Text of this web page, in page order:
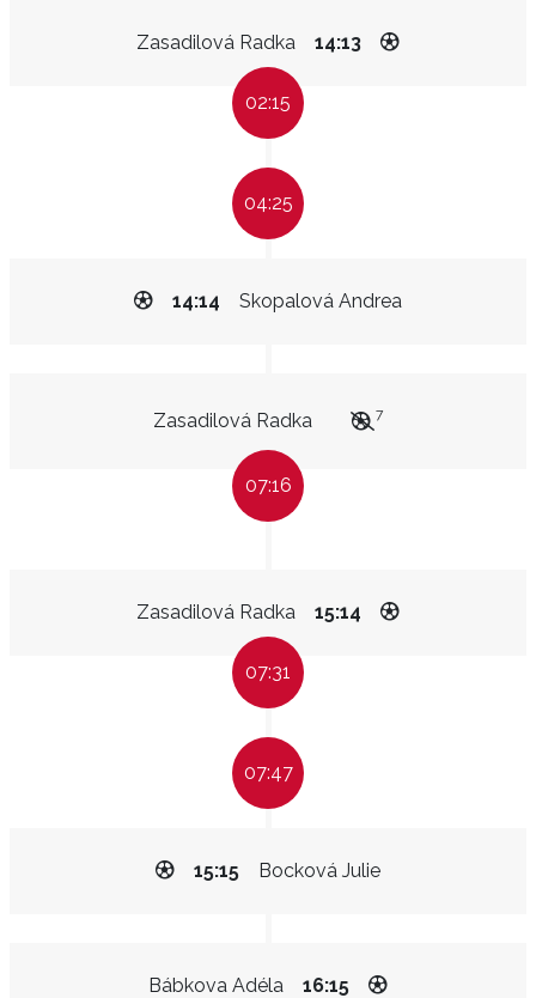
Zasadilová Radka 14:13
02:15
04:25
Skopalová Andrea
14:14
Zasadilová Radka 7
07:16
Zasadilová Radka 15:14
07:31
07:47
Bocková Julie
15:15
Bábkova Adéla 16:15